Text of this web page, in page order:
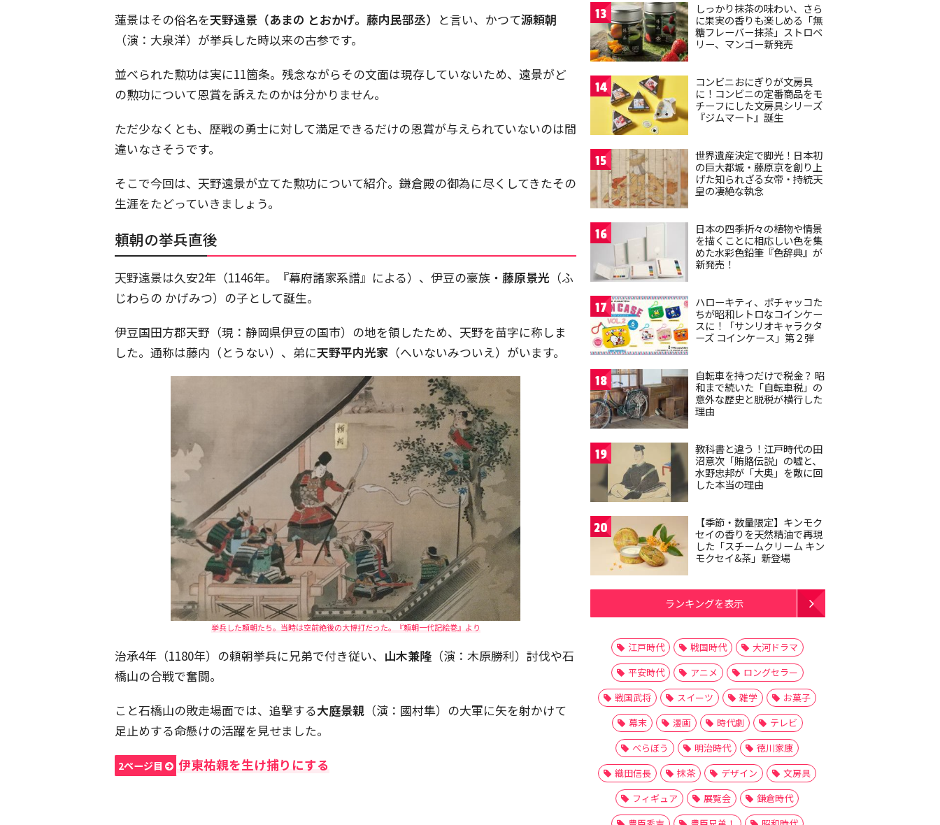
蓮景はその俗名を天野遠景（あまの とおかげ。藤内民部丞） と言い、かつて源頼朝
（演：大泉洋）が挙兵した時以来の古参です。
並べられた勲功は実に11箇条。残念ながらその文面は現存していないため、遠景がど
の勲功について恩賞を訴えたのかは分かりません。
ただ少なくとも、歴戦の勇士に対して満足できるだけの恩賞が与えられていないのは間
違いなさそうです。
そこで今回は、天野遠景が立てた勲功について紹介。鎌倉殿の御為に尽くしてきたその
生涯をたどっていきましょう。
頼朝の挙兵直後
天野遠景は久安2年（1146年。『幕府諸家系譜』による）、伊豆の豪族・ 藤原景光 （ふ
じわらの かげみつ）の子として誕生。
伊豆国田方郡天野（現：静岡県伊豆の国市）の地を領したため、天野を苗字に称しま
した。通称は藤内（とうない）、弟に天野平内光家 （へいないみついえ）がいます。
挙兵した頼朝たち。当時は空前絶後の大博打だった。『頼朝一代記絵巻』より
治承4年（1180年）の頼朝挙兵に兄弟で付き従い、 山木兼隆 （演：木原勝利）討伐や石
橋山の合戦で奮闘。
こと石橋山の敗走場面では、追撃する大庭景親 （演：國村隼）の大軍に矢を射かけて
足止めする命懸けの活躍を見せました。
2ページ目 伊東祐親を生け捕りにする
13
しっかり抹茶の味わい、さら
に果実の香りも楽しめる「無
糖フレーバー抹茶」ストロベ
リー、マンゴー新発売
14
コンビニおにぎりが文房具
に！コンビニの定番商品をモ
チーフにした文房具シリーズ
『ジムマート』誕生
15
世界遺産決定で脚光！日本初
の巨大都城・藤原京を創り上
げた知られざる女帝・持統天
皇の凄絶な執念
16
日本の四季折々の植物や情景
を描くことに相応しい色を集
めた水彩色鉛筆『色辞典』が
新発売！
17
ハローキティ、ポチャッコた
ちが昭和レトロなコインケー
スに！「サンリオキャラクタ
ーズ コインケース」第２弾
18
自転車を持つだけで税金？ 昭
和まで続いた「自転車税」の
意外な歴史と脱税が横行した
理由
19
教科書と違う！江戸時代の田
沼意次「賄賂伝説」の嘘と、
水野忠邦が「大奥」を敵に回
した本当の理由
20
【季節・数量限定】キンモク
セイの香りを天然精油で再現
した「スチームクリーム キン
モクセイ&茶」新登場
ランキングを表示
江戸時代 戦国時代
大河ドラマ
平安時代
アニメ
ロングセラー
戦国武将
スイーツ 雑学
お菓子
幕末
漫画 時代劇
テレビ
べらぼう
明治時代
徳川家康
織田信長
抹茶 デザイン
文房具
フィギュア
展覧会
鎌倉時代